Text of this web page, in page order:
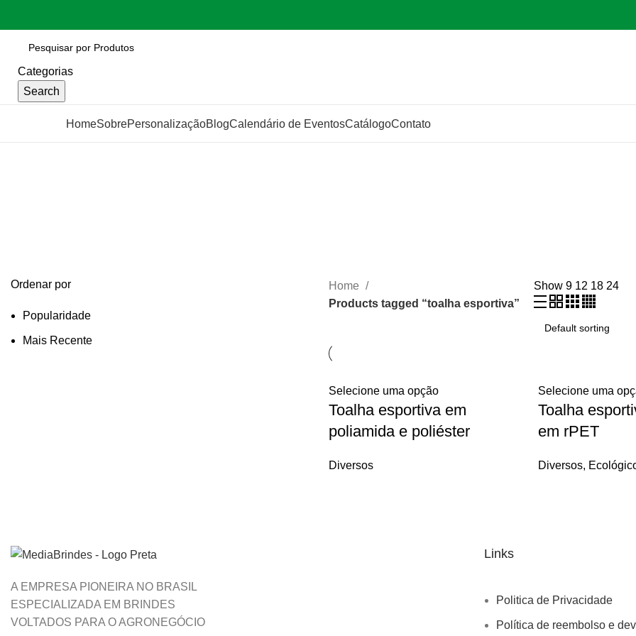
Categorias
Search
HomeSobrePersonalizaçãoBlogCalendário de EventosCatálogoContato
Ordenar por
Popularidade
Mais Recente
Home
Products tagged “toalha esportiva”
Show 9 12 18 24
Selecione uma opção
Toalha esportiva em
poliamida e poliéster
Diversos
Selecione uma
Toalha
em rPET
Diversos,
A EMPRESA PIONEIRA NO BRASIL
ESPECIALIZADA EM BRINDES
VOLTADOS PARA O AGRONEGÓCIO
Links
Politica de Privacidade
Política de reembolso e